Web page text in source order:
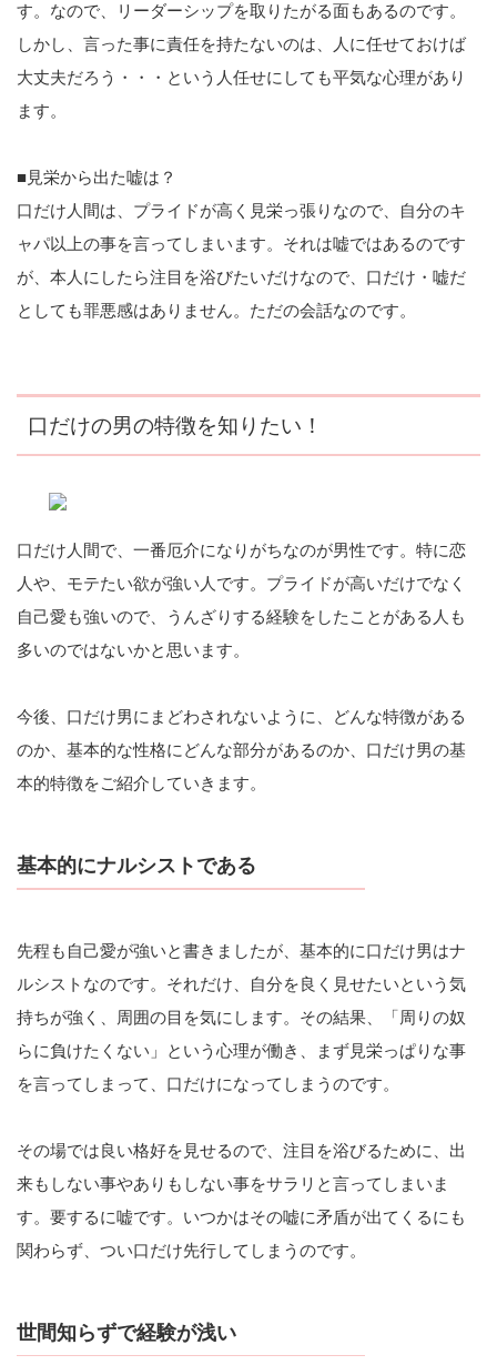
す。なので、リーダーシップを取りたがる面もあるのです。
しかし、言った事に責任を持たないのは、人に任せておけば
大丈夫だろう・・・という人任せにしても平気な心理があり
ます。
■見栄から出た嘘は？
口だけ人間は、プライドが高く見栄っ張りなので、自分のキ
ャパ以上の事を言ってしまいます。それは嘘ではあるのです
が、本人にしたら注目を浴びたいだけなので、口だけ・嘘だ
としても罪悪感はありません。ただの会話なのです。
口だけの男の特徴を知りたい！
口だけ人間で、一番厄介になりがちなのが男性です。特に恋
人や、モテたい欲が強い人です。プライドが高いだけでなく
自己愛も強いので、うんざりする経験をしたことがある人も
多いのではないかと思います。
今後、口だけ男にまどわされないように、どんな特徴がある
のか、基本的な性格にどんな部分があるのか、口だけ男の基
本的特徴をご紹介していきます。
基本的にナルシストである
先程も自己愛が強いと書きましたが、基本的に口だけ男はナ
ルシストなのです。それだけ、自分を良く見せたいという気
持ちが強く、周囲の目を気にします。その結果、「周りの奴
らに負けたくない」という心理が働き、まず見栄っぱりな事
を言ってしまって、口だけになってしまうのです。
その場では良い格好を見せるので、注目を浴びるために、出
来もしない事やありもしない事をサラリと言ってしまいま
す。要するに嘘です。いつかはその嘘に矛盾が出てくるにも
関わらず、つい口だけ先行してしまうのです。
世間知らずで経験が浅い